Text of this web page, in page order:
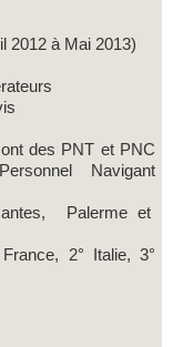
2012 à Mai 2013)
des PNT et PNC
Navigant
Palerme et
2° Italie, 3°